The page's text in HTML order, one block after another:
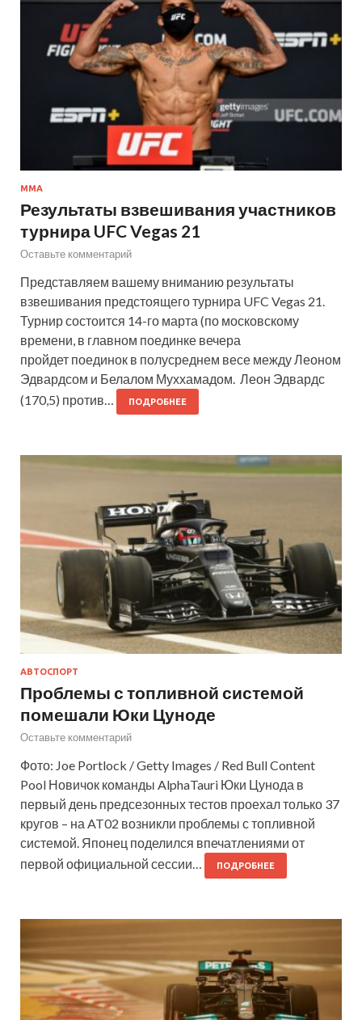
MMA
Результаты взвешивания участников
турнира UFC Vegas 21
Оставьте комментарий
Представляем вашему вниманию результаты
взвешивания предстоящего турнира UFC Vegas 21.
Турнир состоится 14-го марта (по московскому
времени, в главном поединке вечера
пройдет поединок в полусреднем весе между Леоном
Эдвардсом и Белалом Муххамадом. Леон Эдвардс
(170,5) против…
ПОДРОБНЕЕ
АВТОСПОРТ
Проблемы с топливной системой
помешали Юки Цуноде
Оставьте комментарий
Фото: Joe Portlock / Getty Images / Red Bull Content
Pool Новичок команды AlphaTauri Юки Цунода в
первый день предсезонных тестов проехал только 37
кругов – на AT02 возникли проблемы с топливной
системой. Японец поделился впечатлениями от
первой официальной сессии…
ПОДРОБНЕЕ